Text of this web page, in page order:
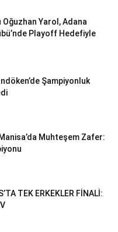
Yarol, Adana
Playoff Hedefiyle
Şampiyonluk
Muhteşem Zafer:
TEK ERKEKLER FİNALİ: